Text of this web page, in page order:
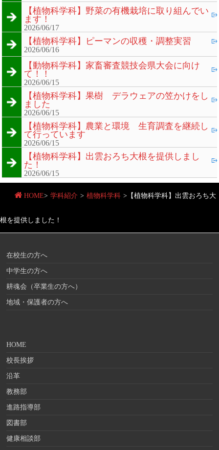
【植物科学科】野菜の有機栽培に取り組んでい
ます！
2026/06/17
【植物科学科】ピーマンの収穫・調整実習
2026/06/16
【動物科学科】家畜審査競技会県大会に向け
て！！
2026/06/15
【植物科学科】果樹 デラウェアの笠かけをし
ました
2026/06/15
【植物科学科】農業と環境 生育調査を継続し
て行っています
2026/06/15
【植物科学科】出雲おろち大根を提供しまし
た！
2026/06/15
HOME> 学科紹介 > 植物科学科 > 【植物科学科】出雲おろち大
根を提供しました！
在校生の方へ
中学生の方へ
耕魂会（卒業生の方へ）
地域・保護者の方へ
HOME
校長挨拶
沿革
教務部
進路指導部
図書部
健康相談部